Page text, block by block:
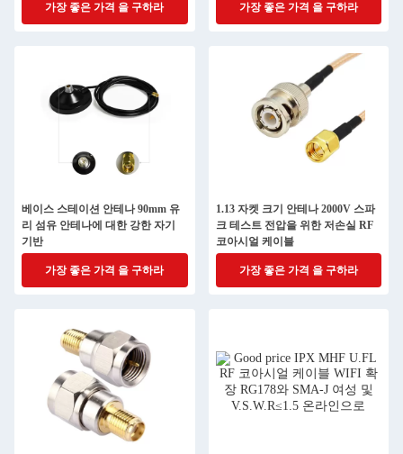
가장 좋은 가격 을 구하라 가장 좋은 가격 을 구하라
베이스 스테이션 안테나 90mm 유
리 섬유 안테나에 대한 강한 자기
기반
가장 좋은 가격 을 구하라
1.13 자켓 크기 안테나 2000V 스파
크 테스트 전압을 위한 저손실 RF
코아시얼 케이블
가장 좋은 가격 을 구하라